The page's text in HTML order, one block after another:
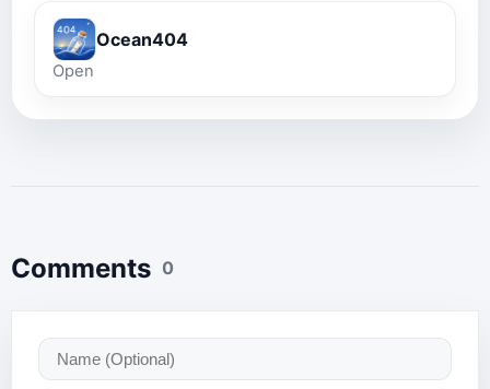
Ocean404
Open
Comments 0